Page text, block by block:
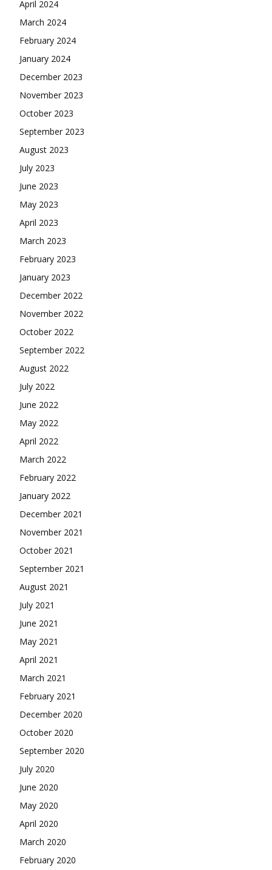
April 2024
March 2024
February 2024
January 2024
December 2023
November 2023
October 2023
September 2023
August 2023
July 2023
June 2023
May 2023
April 2023
March 2023
February 2023
January 2023
December 2022
November 2022
October 2022
September 2022
August 2022
July 2022
June 2022
May 2022
April 2022
March 2022
February 2022
January 2022
December 2021
November 2021
October 2021
September 2021
August 2021
July 2021
June 2021
May 2021
April 2021
March 2021
February 2021
December 2020
October 2020
September 2020
July 2020
June 2020
May 2020
April 2020
March 2020
February 2020